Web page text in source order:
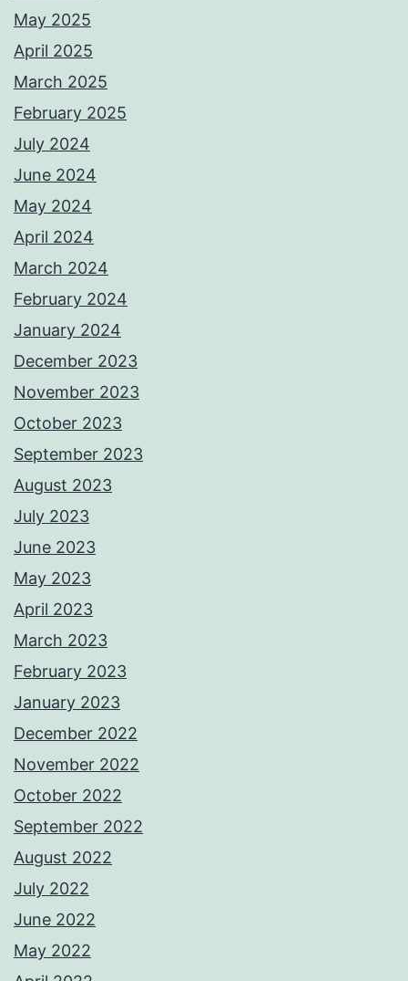
May 2025
April 2025
March 2025
February 2025
July 2024
June 2024
May 2024
April 2024
March 2024
February 2024
January 2024
December 2023
November 2023
October 2023
September 2023
August 2023
July 2023
June 2023
May 2023
April 2023
March 2023
February 2023
January 2023
December 2022
November 2022
October 2022
September 2022
August 2022
July 2022
June 2022
May 2022